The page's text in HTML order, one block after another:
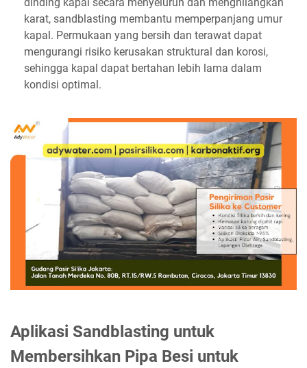
karat, sandblasting membantu memperpanjang umur
kapal. Permukaan yang bersih dan terawat dapat
mengurangi risiko kerusakan struktural dan korosi,
sehingga kapal dapat bertahan lebih lama dalam
kondisi optimal.
Aplikasi Sandblasting untuk
Membersihkan Pipa Besi untuk